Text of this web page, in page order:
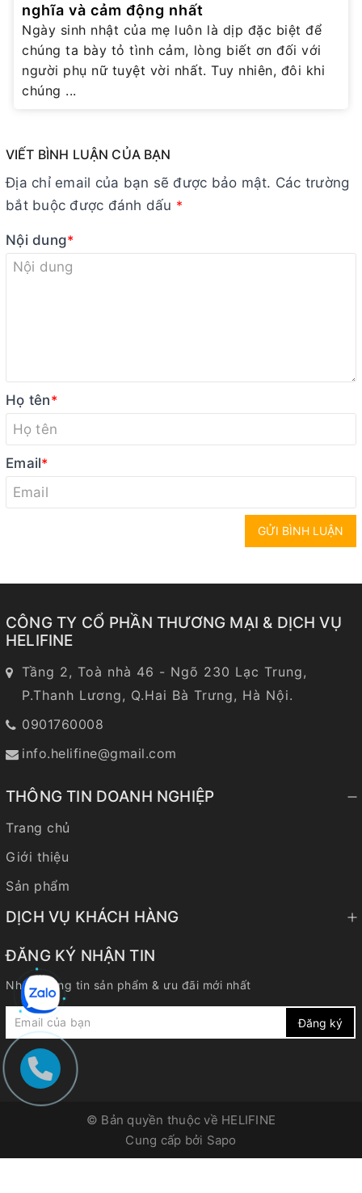
nghĩa và cảm động nhất
Ngày sinh nhật của mẹ luôn là dịp đặc biệt để
chúng ta bày tỏ tình cảm, lòng biết ơn đối với
người phụ nữ tuyệt vời nhất. Tuy nhiên, đôi khi
chúng ...
VIẾT BÌNH LUẬN CỦA BẠN
Địa chỉ email của bạn sẽ được bảo mật. Các trường
bắt buộc được đánh dấu *
Nội dung*
Họ tên*
Email*
GỬI BÌNH LUẬN
CÔNG TY CỔ PHẦN THƯƠNG MẠI & DỊCH VỤ
HELIFINE
Tầng 2, Toà nhà 46 - Ngõ 230 Lạc Trung,
P.Thanh Lương, Q.Hai Bà Trưng, Hà Nội.
0901760008
info.helifine@gmail.com
THÔNG TIN DOANH NGHIỆP
Trang chủ
Giới thiệu
Sản phẩm
DỊCH VỤ KHÁCH HÀNG
ĐĂNG KÝ NHẬN TIN
Nhận thông tin sản phẩm & ưu đãi mới nhất
Đăng ký
© Bản quyền thuộc về HELIFINE
Cung cấp bởi Sapo